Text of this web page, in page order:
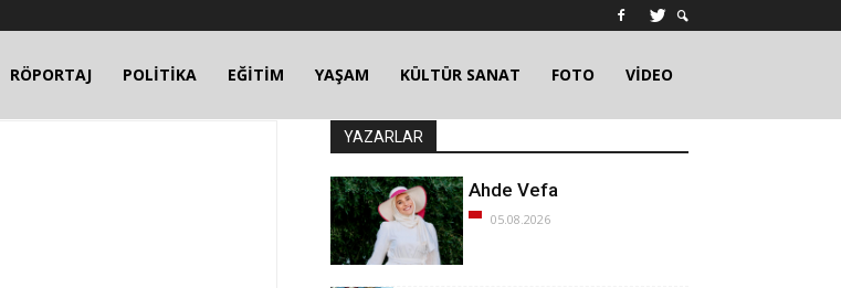
RÖPORTAJ POLİTİKA EĞİTİM YAŞAM KÜLTÜR SANAT FOTO VİDEO
YAZARLAR
Ahde Vefa
05.08.2026